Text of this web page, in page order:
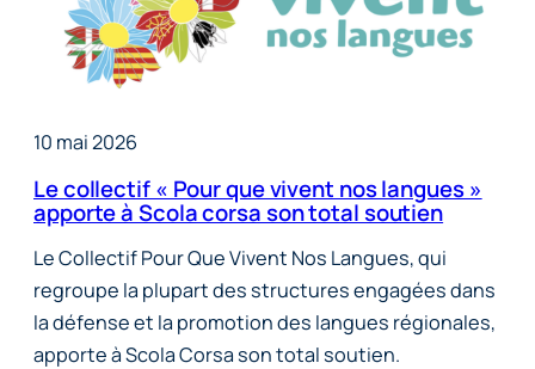
10 mai 2026
Le collectif « Pour que vivent nos langues »
apporte à Scola corsa son total soutien
Le Collectif Pour Que Vivent Nos Langues, qui
regroupe la plupart des structures engagées dans
la défense et la promotion des langues régionales,
apporte à Scola Corsa son total soutien.